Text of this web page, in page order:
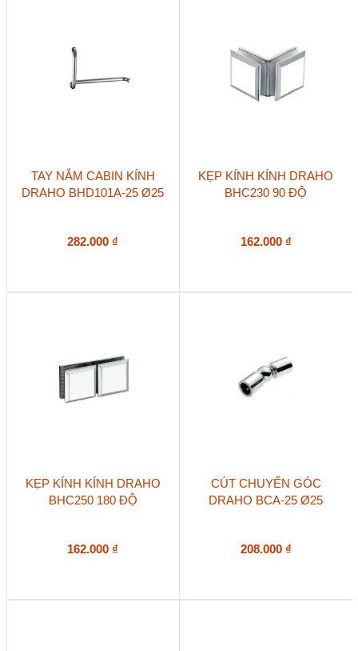
TAY NẮM CABIN KÍNH
DRAHO BHD101A-25 Ø25
282.000 ₫
KẸP KÍNH KÍNH DRAHO
BHC230 90 ĐỘ
162.000 ₫
KẸP KÍNH KÍNH DRAHO
BHC250 180 ĐỘ
162.000 ₫
CÚT CHUYỂN GÓC
DRAHO BCA-25 Ø25
208.000 ₫